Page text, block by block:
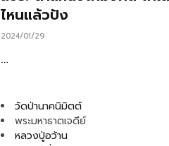
ไหนแล้วปัง
2024/01/29
…
วัดป่านาคนิมิตต์
พระมหาธาตเจดีย์
หลวงปู่อว้าน